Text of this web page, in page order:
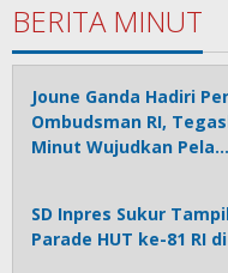
BERITA MINUT
Joune Ganda Hadiri
Ombudsman RI,
Minut Wujudkan Pela…
SD Inpres Sukur
Parade HUT ke-81 RI